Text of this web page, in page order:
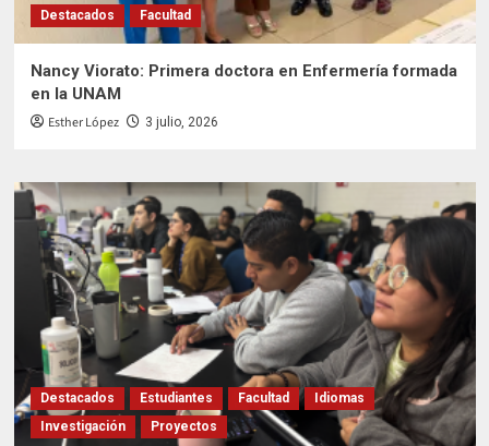
Destacados Facultad
Nancy Viorato: Primera doctora en Enfermería formada
en la UNAM
Esther López 3 julio, 2026
Destacados Estudiantes Facultad
Idiomas
Investigación
Proyectos